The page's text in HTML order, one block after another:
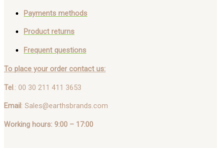
Payments methods
Product returns
Frequent questions
To place your order contact us:
Tel .: 00 30 211 411 3653
Email: Sales@earthsbrands.com
Working hours: 9:00 – 17:00